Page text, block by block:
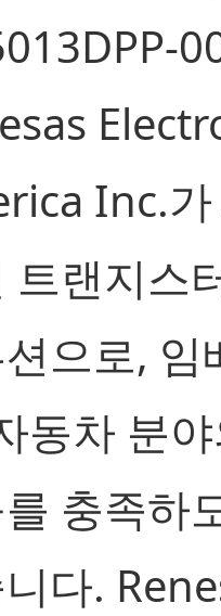
Inc.
트랜지스
으로, 임
동차 분
충족하
다.